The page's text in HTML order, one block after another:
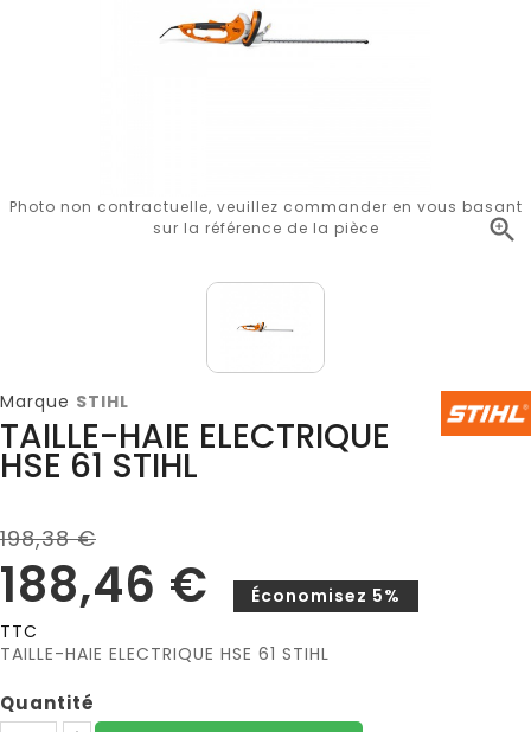

Photo non contractuelle, veuillez commander en vous basant
sur la référence de la pièce
Marque STIHL
TAILLE-HAIE ELECTRIQUE
HSE 61 STIHL
198,38 €
188,46 €
Économisez 5%
TTC
TAILLE-HAIE ELECTRIQUE HSE 61 STIHL
Quantité